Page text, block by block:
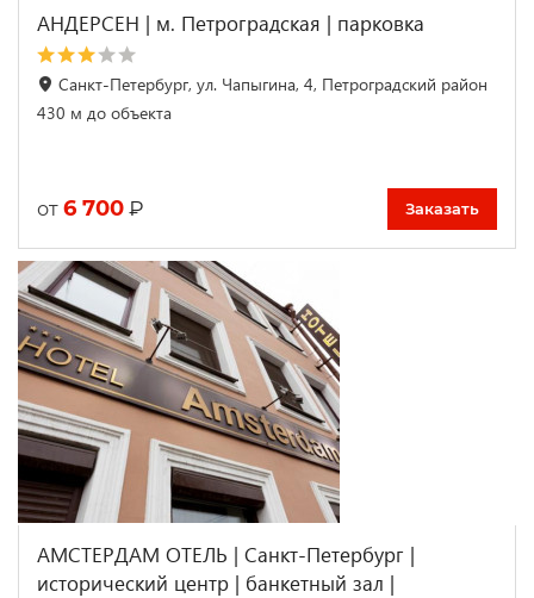
АНДЕРСЕН | м. Петроградская | парковка
Санкт-Петербург, ул. Чапыгина, 4, Петроградский район
430 м до объекта
от 6 700 ₽ Заказать
АМСТЕРДАМ ОТЕЛЬ | Санкт-Петербург |
исторический центр | банкетный зал |